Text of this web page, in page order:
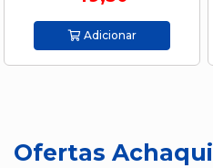
Adicionar
Ofertas Achaqui